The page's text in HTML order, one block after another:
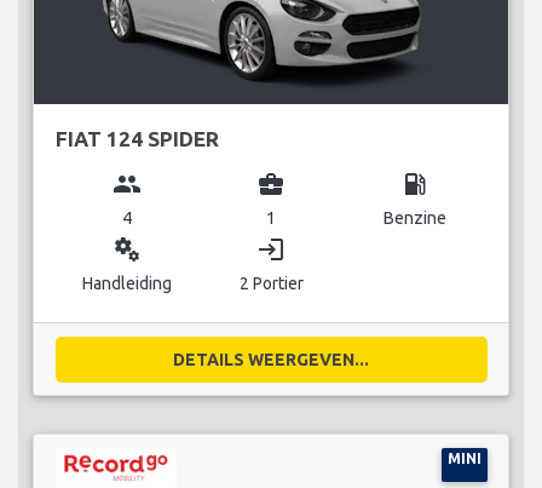
FIAT 124 SPIDER
group
4
business_center
1
local_gas_station
Benzine
miscellaneous_services
Handleiding
login
2 Portier
DETAILS WEERGEVEN...
MINI